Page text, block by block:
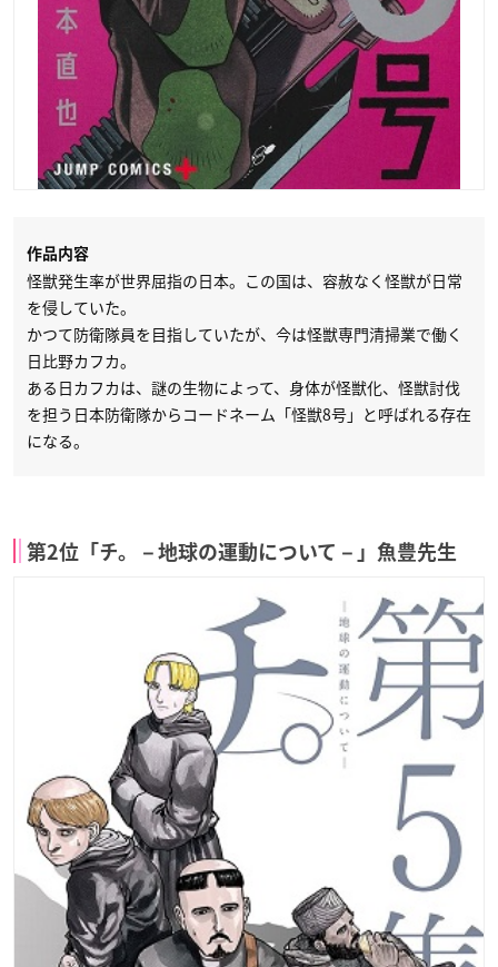
作品内容
怪獣発生率が世界屈指の日本。この国は、容赦なく怪獣が日常
を侵していた。
かつて防衛隊員を目指していたが、今は怪獣専門清掃業で働く
日比野カフカ。
ある日カフカは、謎の生物によって、身体が怪獣化、怪獣討伐
を担う日本防衛隊からコードネーム「怪獣8号」と呼ばれる存在
になる。
第2位「チ。－地球の運動について－」魚豊先生